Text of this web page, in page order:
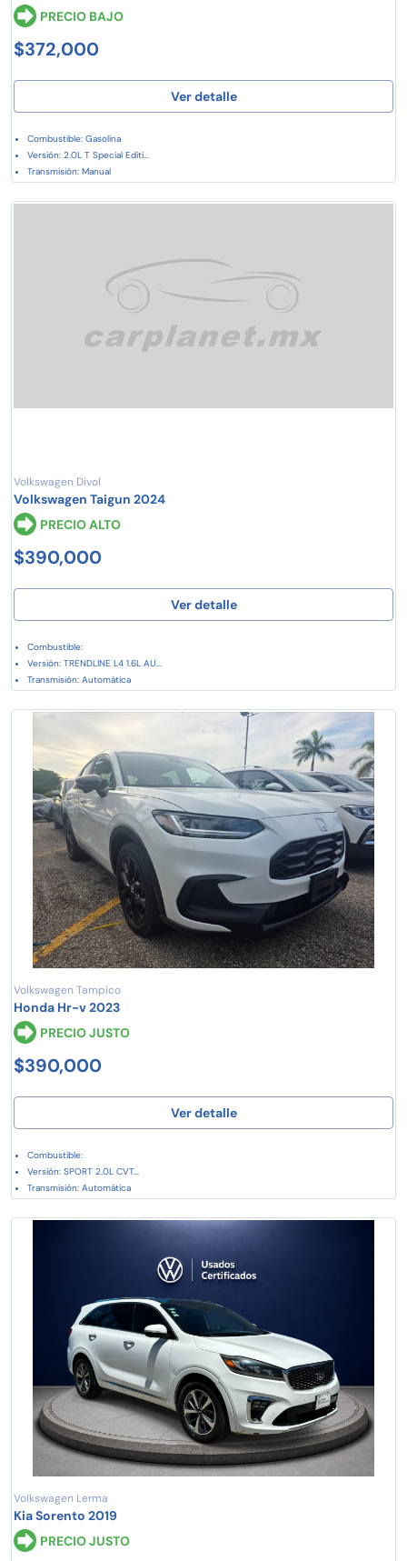
PRECIO BAJO
$372,000
Ver detalle
Combustible: Gasolina
Versión: 2.0L T Special Editi...
Transmisión: Manual
Volkswagen Divol
Volkswagen Taigun 2024
PRECIO ALTO
$390,000
Ver detalle
Combustible:
Versión: TRENDLINE L4 1.6L AU...
Transmisión: Automática
Volkswagen Tampico
Honda Hr-v 2023
PRECIO JUSTO
$390,000
Ver detalle
Combustible:
Versión: SPORT 2.0L CVT...
Transmisión: Automática
Volkswagen Lerma
Kia Sorento 2019
PRECIO JUSTO